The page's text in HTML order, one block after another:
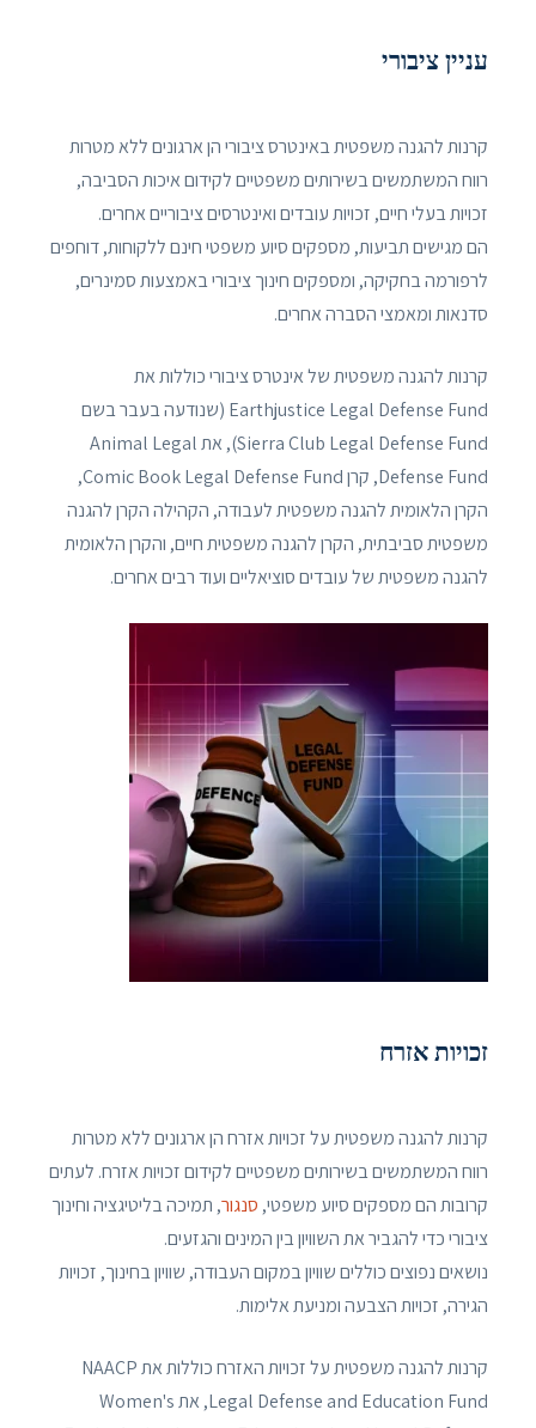
עניין ציבורי
קרנות להגנה משפטית באינטרס ציבורי הן ארגונים ללא מטרות
רווח המשתמשים בשירותים משפטיים לקידום איכות הסביבה,
זכויות בעלי חיים, זכויות עובדים ואינטרסים ציבוריים אחרים.
הם מגישים תביעות, מספקים סיוע משפטי חינם ללקוחות, דוחפים
לרפורמה בחקיקה, ומספקים חינוך ציבורי באמצעות סמינרים,
סדנאות ומאמצי הסברה אחרים.
קרנות להגנה משפטית של אינטרס ציבורי כוללות את
Earthjustice Legal Defense Fund (שנודעה בעבר בשם
Sierra Club Legal Defense Fund), את Animal Legal
Defense Fund, קרן Comic Book Legal Defense Fund,
הקרן הלאומית להגנה משפטית לעבודה, הקהילה הקרן להגנה
משפטית סביבתית, הקרן להגנה משפטית חיים, והקרן הלאומית
להגנה משפטית של עובדים סוציאליים ועוד רבים אחרים.
זכויות אזרח
קרנות להגנה משפטית על זכויות אזרח הן ארגונים ללא מטרות
רווח המשתמשים בשירותים משפטיים לקידום זכויות אזרח. לעתים
קרובות הם מספקים סיוע משפטי, סנגור, תמיכה בליטיגציה וחינוך
ציבורי כדי להגביר את השוויון בין המינים והגזעים.
נושאים נפוצים כוללים שוויון במקום העבודה, שוויון בחינוך, זכויות
הגירה, זכויות הצבעה ומניעת אלימות.
קרנות להגנה משפטית על זכויות האזרח כוללות את NAACP
Legal Defense and Education Fund, את Women's